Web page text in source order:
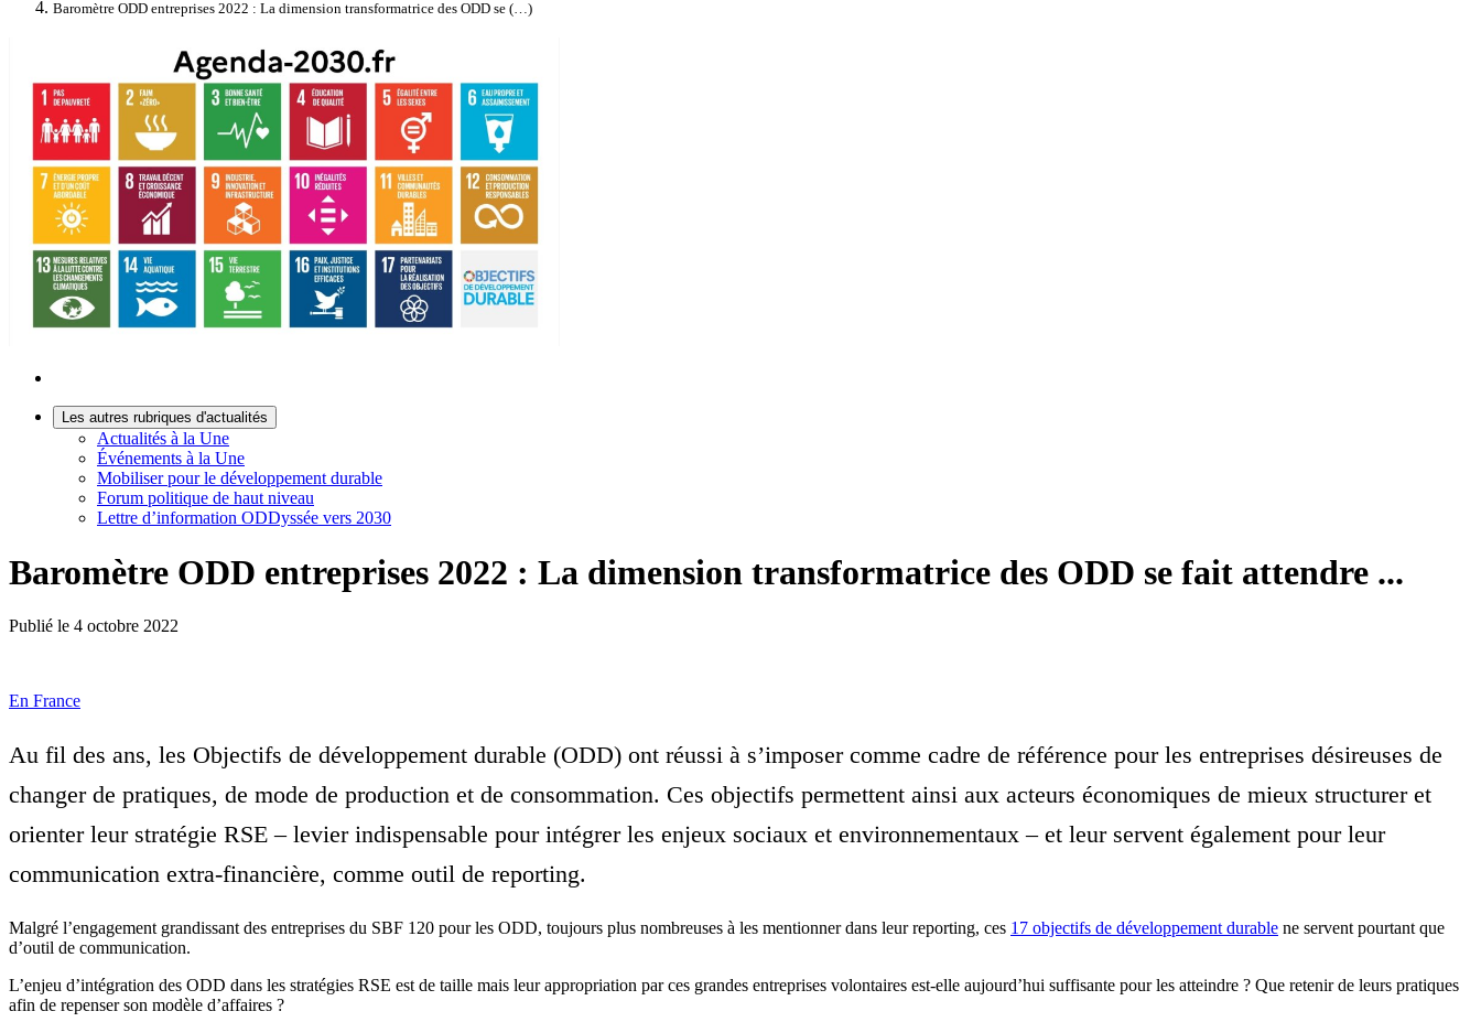
Baromètre ODD entreprises 2022 : La dimension transformatrice des ODD se (…)
Les autres rubriques d'actualités
Actualités à la Une
Événements à la Une
Mobiliser pour le développement durable
Forum politique de haut niveau
Lettre d’information ODDyssée vers 2030
Baromètre ODD entreprises 2022 : La dimension transformatrice des ODD se fait attendre ...
Publié le 4 octobre 2022
En France
Au fil des ans, les Objectifs de développement durable (ODD) ont réussi à s’imposer comme cadre de référence pour les entreprises désireuses de
changer de pratiques, de mode de production et de consommation. Ces objectifs permettent ainsi aux acteurs économiques de mieux structurer et
orienter leur stratégie RSE – levier indispensable pour intégrer les enjeux sociaux et environnementaux – et leur servent également pour leur
communication extra-financière, comme outil de reporting.
Malgré l’engagement grandissant des entreprises du SBF 120 pour les ODD, toujours plus nombreuses à les mentionner dans leur reporting, ces 17 objectifs de développement durable ne servent pourtant que
d’outil de communication.
L’enjeu d’intégration des ODD dans les stratégies RSE est de taille mais leur appropriation par ces grandes entreprises volontaires est-elle aujourd’hui suffisante pour les atteindre ? Que retenir de leurs pratiques
afin de repenser son modèle d’affaires ?